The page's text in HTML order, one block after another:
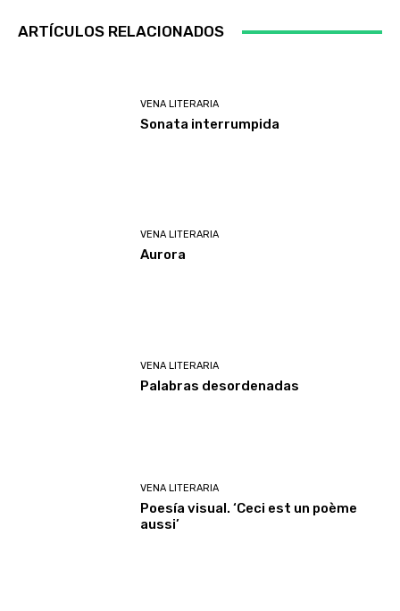
ARTÍCULOS RELACIONADOS
VENA LITERARIA
Sonata interrumpida
VENA LITERARIA
Aurora
VENA LITERARIA
Palabras desordenadas
VENA LITERARIA
Poesía visual. ‘Ceci est un poème
aussi’